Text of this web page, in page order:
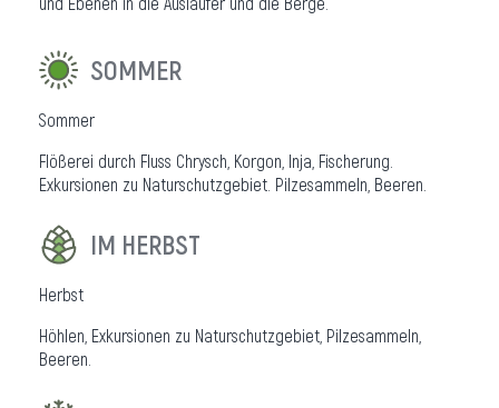
SOMMER
Sommer
Flößerei durch Fluss Chrysch, Korgon, Inja, Fischerung.
Exkursionen zu Naturschutzgebiet. Pilzesammeln, Beeren.
IM HERBST
Herbst
Höhlen, Exkursionen zu Naturschutzgebiet, Pilzesammeln,
Beeren.